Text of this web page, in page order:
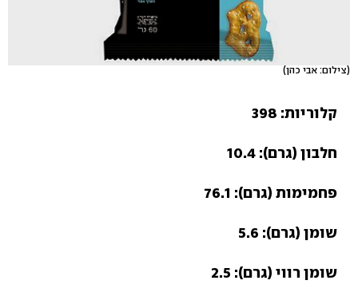
(צילום: אבי כהן)
קלוריות: 398
חלבון (גרם): 10.4
פחמימות (גרם): 76.1
שומן (גרם): 5.6
שומן רווי (גרם): 2.5